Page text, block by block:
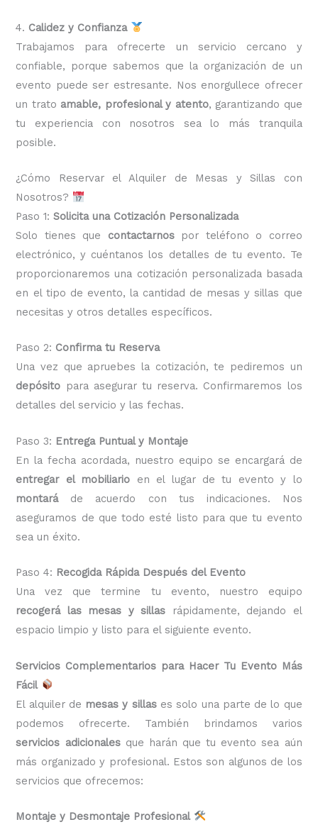
4. Calidez y Confianza
Trabajamos para ofrecerte un servicio cercano y
confiable, porque sabemos que la organización de un
evento puede ser estresante. Nos enorgullece ofrecer
un trato amable, profesional y atento, garantizando que
tu experiencia con nosotros sea lo más tranquila
posible.
¿Cómo Reservar el Alquiler de Mesas y Sillas con
Nosotros?
Paso 1:Solicita una Cotización Personalizada
Solo tienes que contactarnospor teléfono o correo
electrónico, y cuéntanos los detalles de tu evento. Te
proporcionaremos una cotización personalizada basada
en el tipo de evento, la cantidad de mesas y sillas que
necesitas y otros detalles específicos.
Paso 2: Confirma tu Reserva
Una vez que apruebes la cotización, te pediremos un
depósito para asegurar tu reserva. Confirmaremos los
detalles del servicio y las fechas.
Paso 3: Entrega Puntual y Montaje
En la fecha acordada, nuestro equipo se encargará de
entregar el mobiliario en el lugar de tu evento y lo
montaráde acuerdo con tus indicaciones. Nos
aseguramos de que todo esté listo para que tu evento
sea un éxito.
Paso 4: Recogida Rápida Después del Evento
Una vez que termine tu evento, nuestro equipo
recogerá las mesas y sillas rápidamente, dejando el
espacio limpio y listo para el siguiente evento.
Servicios Complementarios para Hacer Tu Evento Más
Fácil
El alquiler de mesas y sillases solo una parte de lo que
podemos ofrecerte. También brindamos varios
servicios adicionalesque harán que tu evento sea aún
más organizado y profesional. Estos son algunos de los
servicios que ofrecemos:
Montaje y Desmontaje Profesional